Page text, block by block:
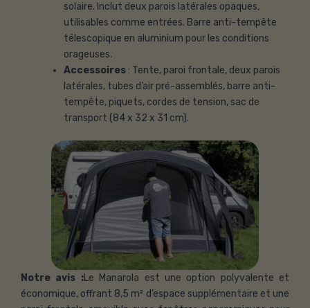
solaire. Inclut deux parois latérales opaques,
utilisables comme entrées. Barre anti-tempête
télescopique en aluminium pour les conditions
orageuses.
Accessoires : Tente, paroi frontale, deux parois
latérales, tubes d’air pré-assemblés, barre anti-
tempête, piquets, cordes de tension, sac de
transport (84 x 32 x 31 cm).
Notre avis :Le Manarola est une option polyvalente et
économique, offrant 8,5 m² d’espace supplémentaire et une